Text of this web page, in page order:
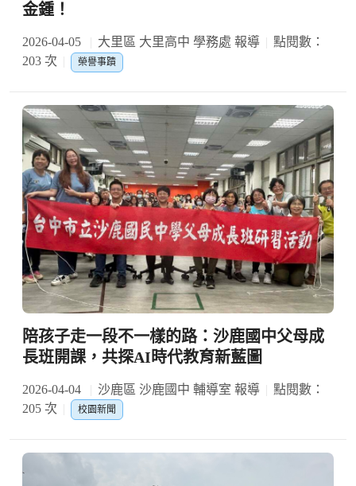
金鍾！
2026-04-05 大里區 大里高中 學務處 報導
點閱數：
203 次
榮譽事蹟
陪孩子走一段不一樣的路：沙鹿國中父母成
長班開課，共探AI時代教育新藍圖
2026-04-04 沙鹿區 沙鹿國中 輔導室 報導
點閱數：
205 次
校園新聞